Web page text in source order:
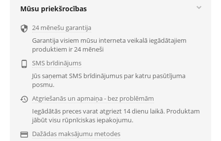
Mūsu priekšrocības
 24 mēnešu garantija
Garantija visiem mūsu interneta veikalā iegādātajiem
produktiem ir 24 mēneši

SMS brīdinājums
Jūs saņemat SMS brīdinājumus par katru pasūtījuma
posmu.
 Atgriešanās un apmaiņa - bez problēmām
Iegādātās preces varat atgriezt 14 dienu laikā. Produktam
jābūt visu rūpnīciskas iepakojumu.
 Dažādas maksājumu metodes